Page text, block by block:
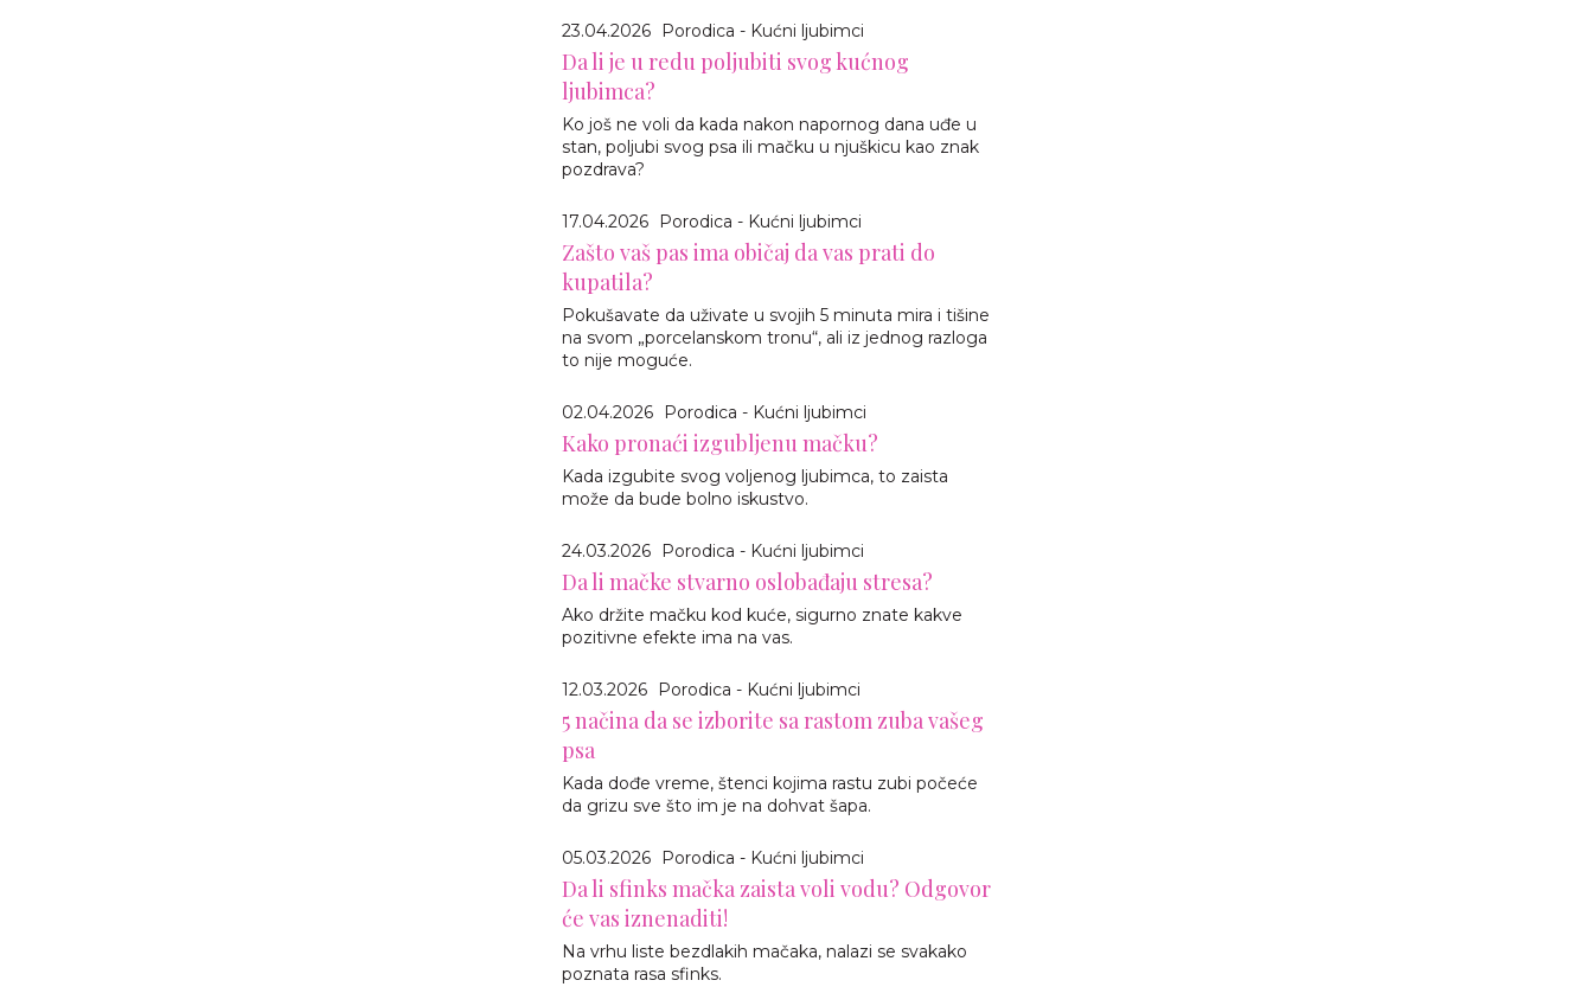
23.04.2026 Porodica - Kućni ljubimci
Da li je u redu poljubiti svog kućnog
ljubimca?
Ko još ne voli da kada nakon napornog dana uđe u
stan, poljubi svog psa ili mačku u njuškicu kao znak
pozdrava?
17.04.2026 Porodica - Kućni ljubimci
Zašto vaš pas ima običaj da vas prati do
kupatila?
Pokušavate da uživate u svojih 5 minuta mira i tišine
na svom „porcelanskom tronu“, ali iz jednog razloga
to nije moguće.
02.04.2026 Porodica - Kućni ljubimci
Kako pronaći izgubljenu mačku?
Kada izgubite svog voljenog ljubimca, to zaista
može da bude bolno iskustvo.
24.03.2026 Porodica - Kućni ljubimci
Da li mačke stvarno oslobađaju stresa?
Ako držite mačku kod kuće, sigurno znate kakve
pozitivne efekte ima na vas.
12.03.2026 Porodica - Kućni ljubimci
5 načina da se izborite sa rastom zuba vašeg
psa
Kada dođe vreme, štenci kojima rastu zubi počeće
da grizu sve što im je na dohvat šapa.
05.03.2026 Porodica - Kućni ljubimci
Da li sfinks mačka zaista voli vodu? Odgovor
će vas iznenaditi!
Na vrhu liste bezdlakih mačaka, nalazi se svakako
poznata rasa sfinks.